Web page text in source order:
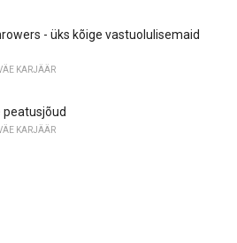
- üks kõige vastuolulisemaid
KARJÄÄR
peatusjõud
KARJÄÄR